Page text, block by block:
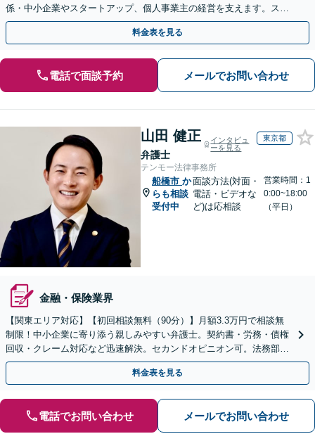
係・中小企業やスタートアップ、個人事業主の経営を支えます。スポ
ット・顧問契約いずれも対応可。【表参道駅から徒歩3分】
料金表を見る
電話で面談予約 メールでお問い合わせ
山田 健正
弁護士
インタビュ
ーを見る
東京都
テンモー法律事務所
船橋市 か
らも相談
受付中
面談方法(対面・
電話・ビデオな
ど)は応相談
営業時間：1
0:00~18:00
（平日）
金融・保険業界
【関東エリア対応】【初回相談無料（90分）】月額3.3万円で相談無
制限！中小企業に寄り添う親しみやすい弁護士。契約書・労務・債権
回収・クレーム対応など迅速解決。セカンドオピニオン可。法務部が
ない企業様の強い味方です。オンライン全国対応。
料金表を見る
電話でお問い合わせ メールでお問い合わせ